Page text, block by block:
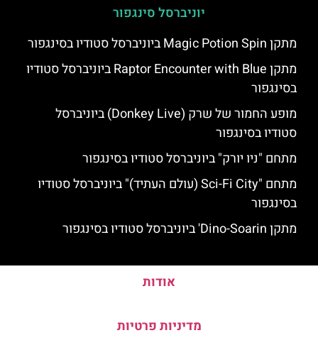
יוניברסל סינגפור
מתקן Magic Potion Spin ביוניברסל סטודיו בסינגפור
מתקן Raptor Encounter with Blue ביוניברסל סטודיו
בסינגפור
מופע החמור של שרק (Donkey Live) ביוניברסל
סטודיו בסינגפור
מתחם "ניו יורק" ביוניברסל סטודיו בסינגפור
מתחם "Sci-Fi City (עולם העתיד)" ביוניברסל סטודיו
בסינגפור
מתקן Dino-Soarin' ביוניברסל סטודיו בסינגפור
אודות
מדיניות פרטיות